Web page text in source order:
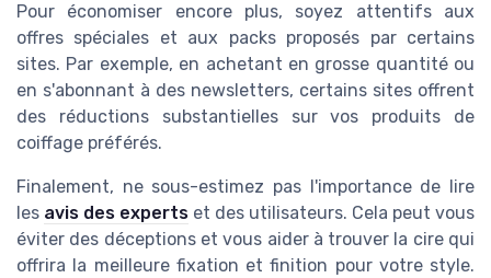
Pour économiser encore plus, soyez attentifs aux
offres spéciales et aux packs proposés par certains
sites. Par exemple, en achetant en grosse quantité ou
en s'abonnant à des newsletters, certains sites offrent
des réductions substantielles sur vos produits de
coiffage préférés.
Finalement, ne sous-estimez pas l'importance de lire
les avis des experts et des utilisateurs. Cela peut vous
éviter des déceptions et vous aider à trouver la cire qui
offrira la meilleure fixation et finition pour votre style.